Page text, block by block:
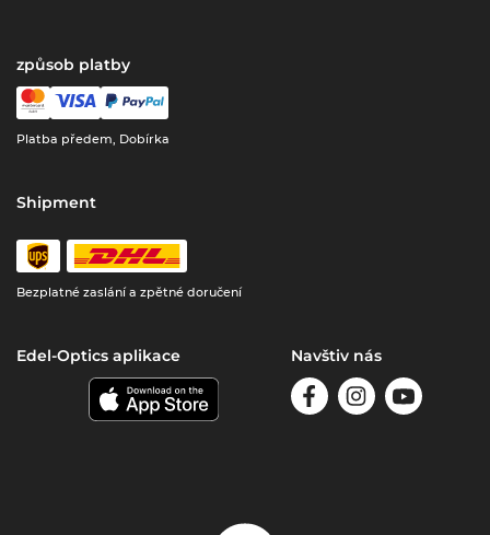
způsob platby
Platba předem, Dobírka
Shipment
Bezplatné zaslání a zpětné doručení
Edel-Optics aplikace Navštiv nás